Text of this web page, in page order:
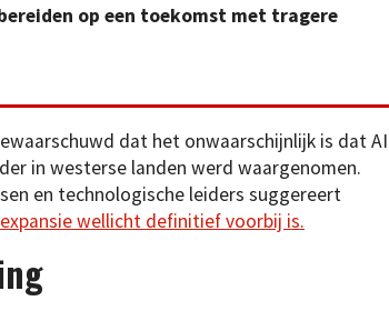
op een toekomst met tragere
dat het onwaarschijnlijk is dat AI
in westerse landen werd waargenomen.
en technologische leiders suggereert
wellicht definitief voorbij is.